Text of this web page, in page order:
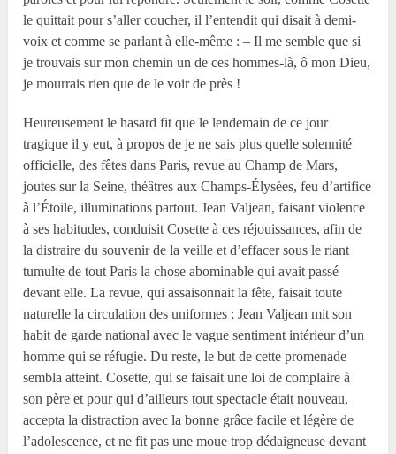
le quittait pour s’aller coucher, il l’entendit qui disait à demi-
voix et comme se parlant à elle-même : – Il me semble que si
je trouvais sur mon chemin un de ces hommes-là, ô mon Dieu,
je mourrais rien que de le voir de près !
Heureusement le hasard fit que le lendemain de ce jour
tragique il y eut, à propos de je ne sais plus quelle solennité
officielle, des fêtes dans Paris, revue au Champ de Mars,
joutes sur la Seine, théâtres aux Champs-Élysées, feu d’artifice
à l’Étoile, illuminations partout. Jean Valjean, faisant violence
à ses habitudes, conduisit Cosette à ces réjouissances, afin de
la distraire du souvenir de la veille et d’effacer sous le riant
tumulte de tout Paris la chose abominable qui avait passé
devant elle. La revue, qui assaisonnait la fête, faisait toute
naturelle la circulation des uniformes ; Jean Valjean mit son
habit de garde national avec le vague sentiment intérieur d’un
homme qui se réfugie. Du reste, le but de cette promenade
sembla atteint. Cosette, qui se faisait une loi de complaire à
son père et pour qui d’ailleurs tout spectacle était nouveau,
accepta la distraction avec la bonne grâce facile et légère de
l’adolescence, et ne fit pas une moue trop dédaigneuse devant